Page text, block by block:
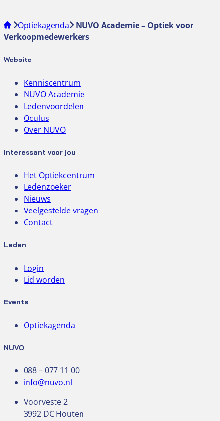
Optiekagenda
NUVO Academie – Optiek voor
Verkoopmedewerkers
Website
Kenniscentrum
NUVO Academie
Ledenvoordelen
Oculus
Over NUVO
Interessant voor jou
Het Optiekcentrum
Ledenzoeker
Nieuws
Veelgestelde vragen
Contact
Leden
Login
Lid worden
Events
Optiekagenda
NUVO
088 – 077 11 00
info@nuvo.nl
Voorveste 2
3992 DC Houten